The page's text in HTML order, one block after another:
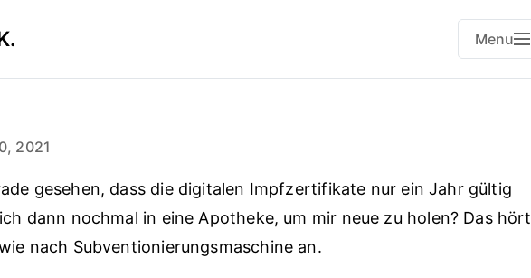
Menu
2021
gesehen, dass die digitalen Impfzertifikate nur ein Jahr gültig
dann nochmal in eine Apotheke, um mir neue zu holen? Das hört
nach Subventionierungsmaschine an.